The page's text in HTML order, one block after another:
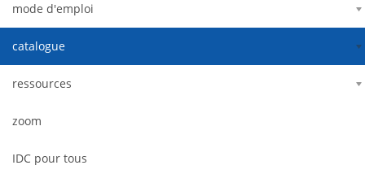
mode d'emploi
catalogue
ressources
zoom
IDC pour tous